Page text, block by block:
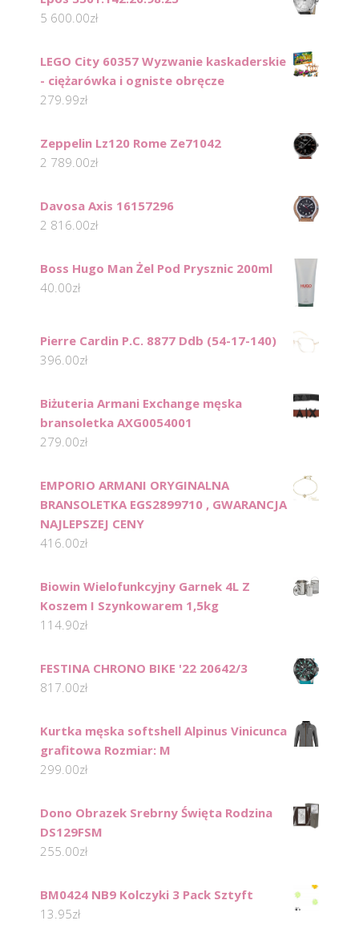
5 600.00zł
LEGO City 60357 Wyzwanie kaskaderskie
- ciężarówka i ogniste obręcze
279.99zł
Zeppelin Lz120 Rome Ze71042
2 789.00zł
Davosa Axis 16157296
2 816.00zł
Boss Hugo Man Żel Pod Prysznic 200ml
40.00zł
Pierre Cardin P.C. 8877 Ddb (54-17-140)
396.00zł
Biżuteria Armani Exchange męska
bransoletka AXG0054001
279.00zł
EMPORIO ARMANI ORYGINALNA
BRANSOLETKA EGS2899710 , GWARANCJA
NAJLEPSZEJ CENY
416.00zł
Biowin Wielofunkcyjny Garnek 4L Z
Koszem I Szynkowarem 1,5kg
114.90zł
FESTINA CHRONO BIKE '22 20642/3
817.00zł
Kurtka męska softshell Alpinus Vinicunca
grafitowa Rozmiar: M
299.00zł
Dono Obrazek Srebrny Święta Rodzina
DS129FSM
255.00zł
BM0424 NB9 Kolczyki 3 Pack Sztyft
13.95zł